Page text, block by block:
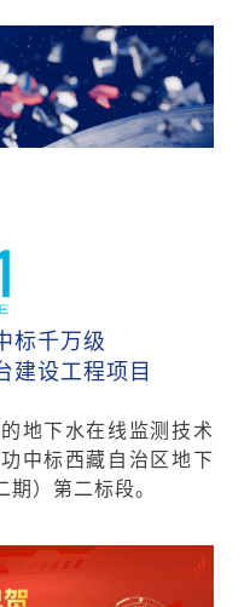
标千万级
建设工程项目
地下水在线监测技术
中标西藏自治区地下
）第二标段。